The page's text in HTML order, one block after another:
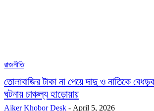
রাজনীতি
তোলাবাজির টাকা না পেয়ে দাদু ও নাতিকে
ঘটনায় চাঞ্চল্য হাড়োয়ায়
Ajker Khobor Desk - April 5, 2026